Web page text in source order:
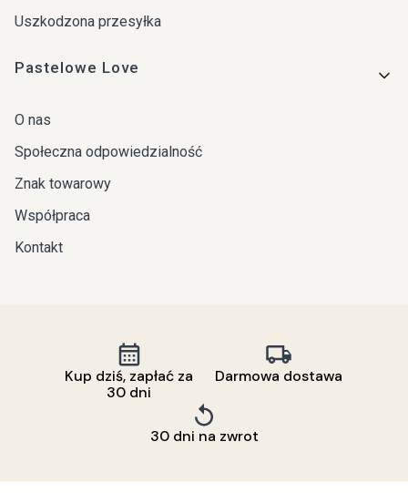
Uszkodzona przesyłka
Pastelowe Love
O nas
Społeczna odpowiedzialność
Znak towarowy
Współpraca
Kontakt
Kup dziś, zapłać za
30 dni
Darmowa dostawa
30 dni na zwrot